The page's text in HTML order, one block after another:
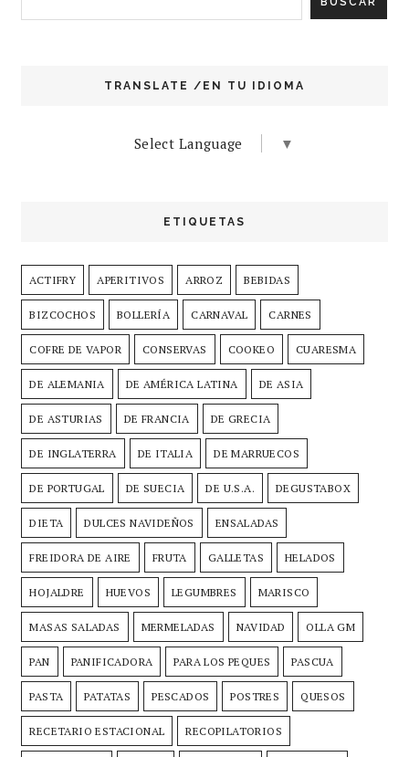
TRANSLATE /EN TU IDIOMA
Select Language ▼
ETIQUETAS
ACTIFRY APERITIVOS ARROZ BEBIDAS
BIZCOCHOS BOLLERÍA CARNAVAL CARNES
COFRE DE VAPOR CONSERVAS COOKEO CUARESMA
DE ALEMANIA DE AMÉRICA LATINA DE ASIA
DE ASTURIAS DE FRANCIA DE GRECIA
DE INGLATERRA DE ITALIA DE MARRUECOS
DE PORTUGAL DE SUECIA DE U.S.A. DEGUSTABOX
DIETA DULCES NAVIDEÑOS ENSALADAS
FREIDORA DE AIRE FRUTA GALLETAS HELADOS
HOJALDRE HUEVOS LEGUMBRES MARISCO
MASAS SALADAS MERMELADAS NAVIDAD OLLA GM
PAN PANIFICADORA PARA LOS PEQUES PASCUA
PASTA PATATAS PESCADOS POSTRES QUESOS
RECETARIO ESTACIONAL RECOPILATORIOS